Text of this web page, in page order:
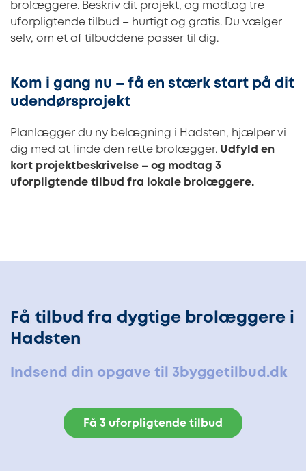
brolæggere. Beskriv dit projekt, og modtag tre
uforpligtende tilbud – hurtigt og gratis. Du vælger
selv, om et af tilbuddene passer til dig.
Kom i gang nu – få en stærk start på dit
udendørsprojekt
Planlægger du ny belægning i Hadsten, hjælper vi
dig med at finde den rette brolægger. Udfyld en
kort projektbeskrivelse – og modtag 3
uforpligtende tilbud fra lokale brolæggere.
Få tilbud fra dygtige brolæggere i
Hadsten
Indsend din opgave til 3byggetilbud.dk
Få 3 uforpligtende tilbud